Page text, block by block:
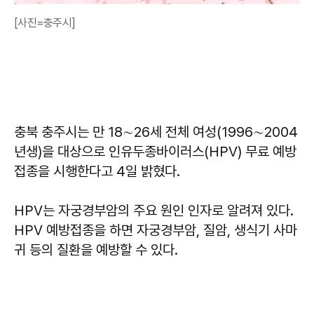
[사진=충주시]
충북 충주시는 만 18∼26세 전체 여성(1996∼2004
년생)을 대상으로 인유두종바이러스(HPV) 무료 예방
접종을 시행한다고 4일 밝혔다.
HPV는 자궁경부암의 주요 원인 인자로 알려져 있다.
HPV 예방접종을 하면 자궁경부암, 질암, 생식기 사마
귀 등의 질환을 예방할 수 있다.